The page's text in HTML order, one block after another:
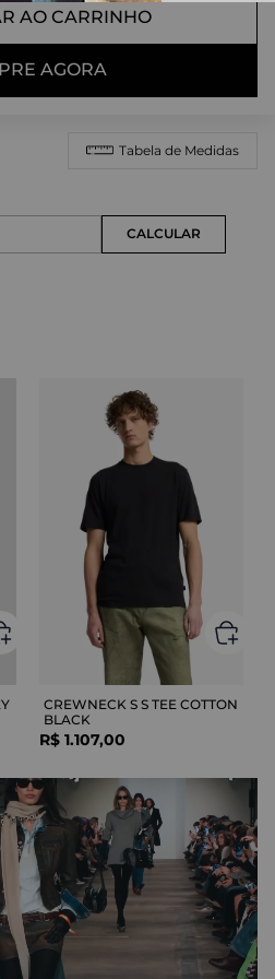
AO CARRINHO
AGORA
Tabela de Medidas
CREWNECK S S TEE COTTON
BLACK
R$ 1.107,00